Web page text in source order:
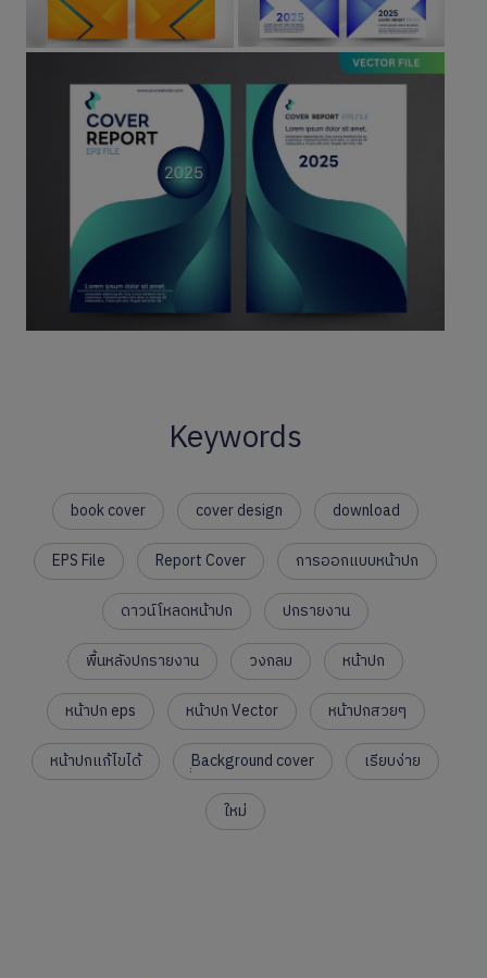
Keywords
book cover cover design
download
EPS File
Report Cover
การออกแบบหน้าปก
ดาวน์โหลดหน้าปก
ปกรายงาน
พื้นหลังปกรายงาน
วงกลม
หน้าปก
หน้าปก eps
หน้าปก Vector
หน้าปกสวยๆ
หน้าปกแก้ไขได้
ฺฺBackground cover
เรียบง่าย
ใหม่